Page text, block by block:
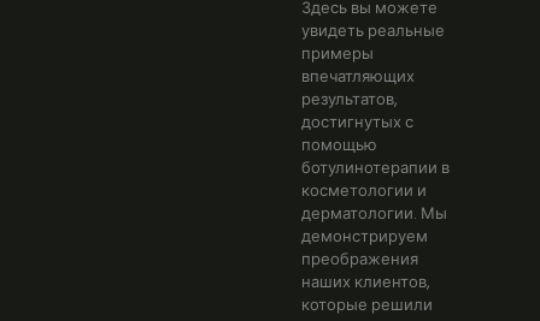
Здесь вы можете
увидеть реальные
примеры
впечатляющих
результатов,
достигнутых с
помощью
ботулинотерапии в
косметологии и
дерматологии. Мы
демонстрируем
преображения
наших клиентов,
которые решили